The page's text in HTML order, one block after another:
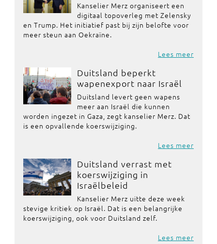
Kanselier Merz organiseert een
digitaal topoverleg met Zelensky
en Trump. Het initiatief past bij zijn belofte voor
meer steun aan Oekraïne.
Lees meer
Duitsland beperkt
wapenexport naar Israël
Duitsland levert geen wapens
meer aan Israël die kunnen
worden ingezet in Gaza, zegt kanselier Merz. Dat
is een opvallende koerswijziging.
Lees meer
Duitsland verrast met
koerswijziging in
Israëlbeleid
Kanselier Merz uitte deze week
stevige kritiek op Israël. Dat is een belangrijke
koerswijziging, ook voor Duitsland zelf.
Lees meer